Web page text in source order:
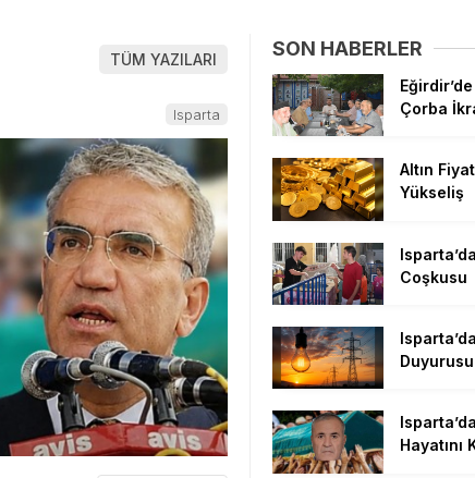
TÜM YAZILARI
Isparta
SON HABERLER
Çorba
Altın
Yükseliş
Coşkusu
Duyurusu
Hayatını